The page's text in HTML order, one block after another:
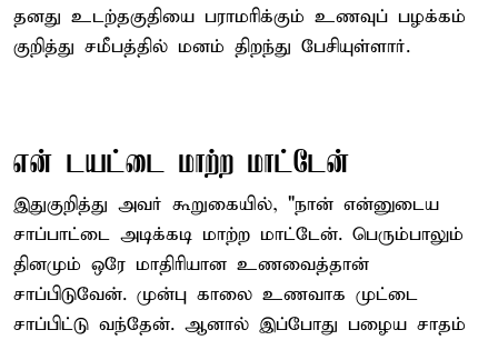
தனது உடற்தகுதியை பராமரிக்கும் உணவுப் பழக்கம்
குறித்து சமீபத்தில் மனம் திறந்து பேசியுள்ளார்.
என் டயட்டை மாற்ற மாட்டேன்
இதுகுறித்து அவர் கூறுகையில், "நான் என்னுடைய
சாப்பாட்டை அடிக்கடி மாற்ற மாட்டேன். பெரும்பாலும்
தினமும் ஒரே மாதிரியான உணவைத்தான்
சாப்பிடுவேன். முன்பு காலை உணவாக முட்டை
சாப்பிட்டு வந்தேன். ஆனால் இப்போது பழைய சாதம்